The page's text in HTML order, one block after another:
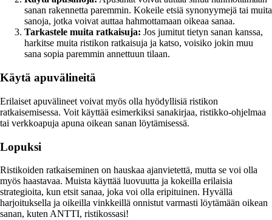
sanan rakennetta paremmin. Kokeile etsiä synonyymejä tai muita
sanoja, jotka voivat auttaa hahmottamaan oikeaa sanaa.
Tarkastele muita ratkaisuja: Jos jumitut tietyn sanan kanssa,
harkitse muita ristikon ratkaisuja ja katso, voisiko jokin muu
sana sopia paremmin annettuun tilaan.
Käytä apuvälineitä
Erilaiset apuvälineet voivat myös olla hyödyllisiä ristikon
ratkaisemisessa. Voit käyttää esimerkiksi sanakirjaa, ristikko-ohjelmaa
tai verkkoapuja apuna oikean sanan löytämisessä.
Lopuksi
Ristikoiden ratkaiseminen on hauskaa ajanvietettä, mutta se voi olla
myös haastavaa. Muista käyttää luovuutta ja kokeilla erilaisia
strategioita, kun etsit sanaa, joka voi olla eripituinen. Hyvällä
harjoituksella ja oikeilla vinkkeillä onnistut varmasti löytämään oikean
sanan, kuten ANTTI, ristikossasi!